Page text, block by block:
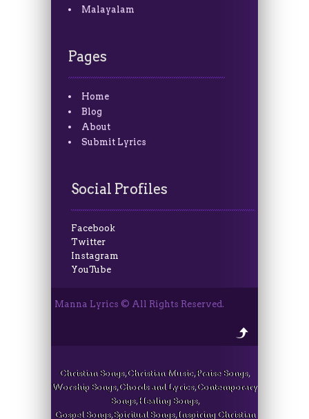
Malayalam
Pages
Home
Blog
About
Submit Lyrics
Social Profiles
Facebook
Twitter
Instagram
YouTube
Manna Lyrics © All Rights Reserved.
Christian Songs, Christian Music, Praise Songs,
Worship Songs, Chords and Lyrics, Contemporary
Songs, Healing Songs,
Gospel Songs, Spiritual Songs, Inspiring Christian